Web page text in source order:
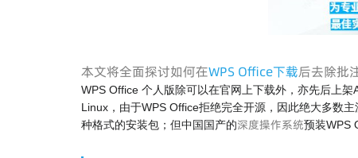
本文将全面探讨如何在WPS Office下载后去除批
WPS Office 个人版除可以在官网上下载外，亦先后上
Linux，由于WPS Office拒绝完全开源，因此绝大多数
种格式的安装包；但中国国产的深度操作系统预装WPS